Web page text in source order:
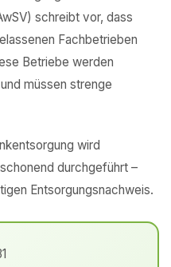
schreibt vor, dass
Fachbetrieben
Betriebe werden
müssen strenge
wird
durchgeführt –
Entsorgungsnachweis.